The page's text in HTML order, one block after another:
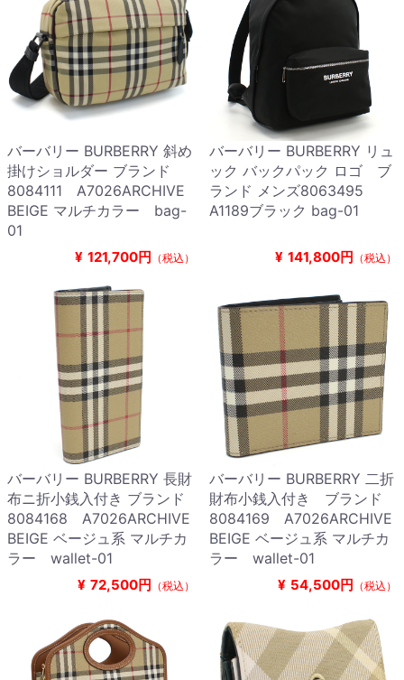
バーバリー BURBERRY 斜め
掛けショルダー ブランド
8084111 A7026ARCHIVE
BEIGE マルチカラー bag-
01
¥ 121,700円 （税込）
バーバリー BURBERRY リュ
ック バックパック ロゴ ブ
ランド メンズ8063495
A1189ブラック bag-01
¥ 141,800円 （税込）
バーバリー BURBERRY 長財
布ニ折小銭入付き ブランド
8084168 A7026ARCHIVE
BEIGE ベージュ系 マルチカ
ラー wallet-01
¥ 72,500円 （税込）
バーバリー BURBERRY 二折
財布小銭入付き ブランド
8084169 A7026ARCHIVE
BEIGE ベージュ系 マルチカ
ラー wallet-01
¥ 54,500円 （税込）